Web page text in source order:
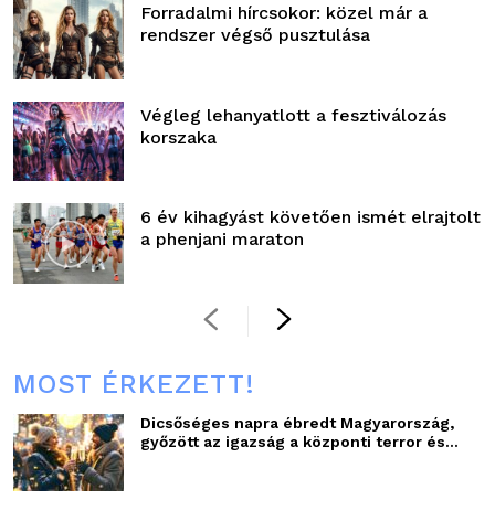
Forradalmi hírcsokor: közel már a
rendszer végső pusztulása
Végleg lehanyatlott a fesztiválozás
korszaka
6 év kihagyást követően ismét elrajtolt
a phenjani maraton
MOST ÉRKEZETT!
Dicsőséges napra ébredt Magyarország,
győzött az igazság a központi terror és...